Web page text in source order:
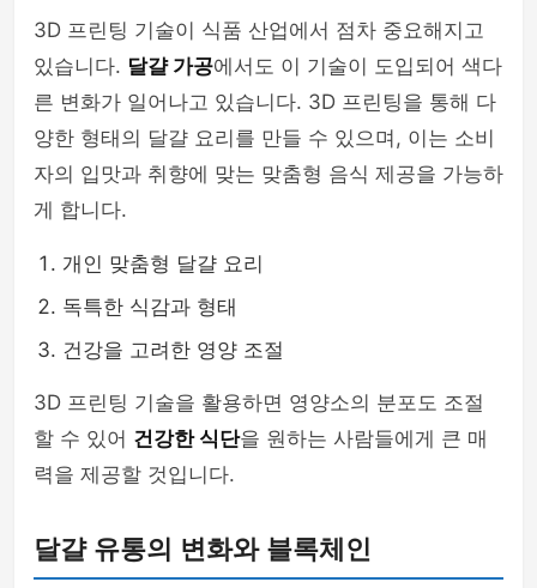
3D 프린팅 기술이 식품 산업에서 점차 중요해지고
있습니다. 달걀 가공에서도 이 기술이 도입되어 색다
른 변화가 일어나고 있습니다. 3D 프린팅을 통해 다
양한 형태의 달걀 요리를 만들 수 있으며, 이는 소비
자의 입맛과 취향에 맞는 맞춤형 음식 제공을 가능하
게 합니다.
개인 맞춤형 달걀 요리
독특한 식감과 형태
건강을 고려한 영양 조절
3D 프린팅 기술을 활용하면 영양소의 분포도 조절
할 수 있어 건강한 식단을 원하는 사람들에게 큰 매
력을 제공할 것입니다.
달걀 유통의 변화와 블록체인